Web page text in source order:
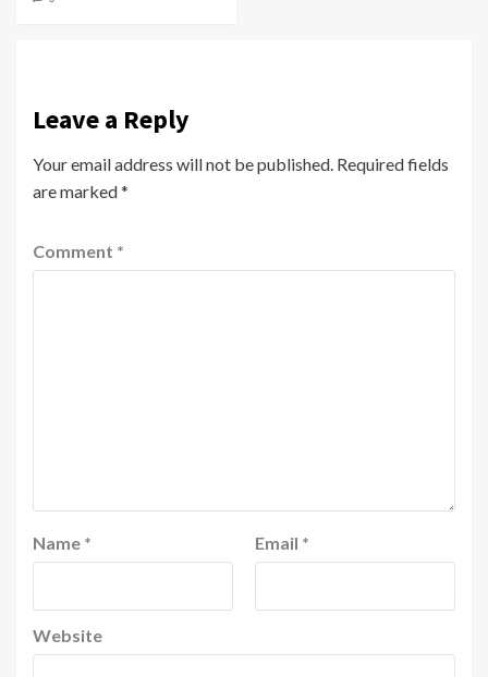
Leave a Reply
Your email address will not be published. Required fields
are marked*
Comment *
Name * Email *
Website